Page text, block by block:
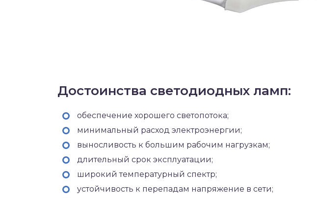
Достоинства светодиодных ламп:
обеспечение хорошего светопотока;
минимальный расход электроэнергии;
выносливость к большим рабочим нагрузкам;
длительный срок эксплуатации;
широкий температурный спектр;
устойчивость к перепадам напряжение в сети;